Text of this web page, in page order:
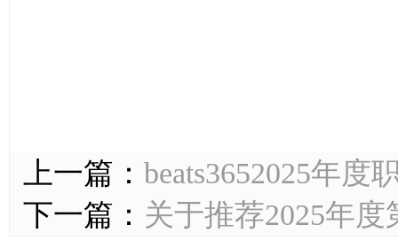
上一篇： beats3652025年度
下一篇： 关于推荐2025年